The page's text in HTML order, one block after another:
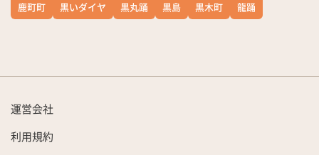
鹿町町
黒いダイヤ 黒丸踊 黒島 黒木町 龍踊
運営会社
利用規約